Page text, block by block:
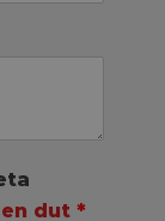
dut *